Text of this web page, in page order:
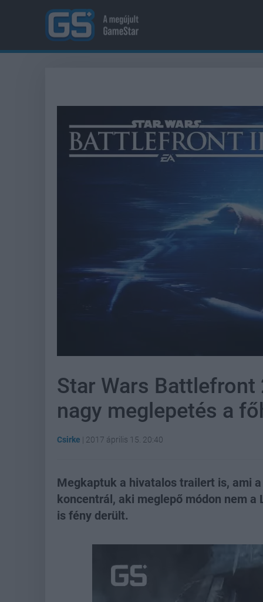
Star Wars
nagy meglepetés a
Csirke | 2017 április 15. 20:40
Megkaptuk a hivatalos trailert is, ami
koncentrál, aki meglepő módon nem
is fény derült.